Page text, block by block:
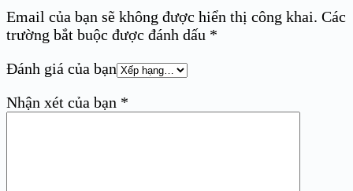
Email của bạn sẽ không được hiển thị công khai. Các
trường bắt buộc được đánh dấu *
Đánh giá của bạn
Nhận xét của bạn *